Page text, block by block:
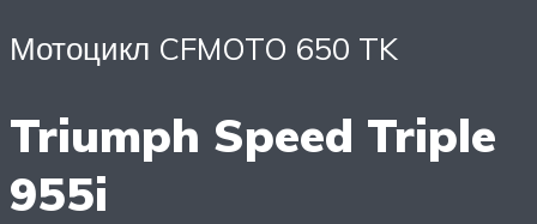
Мотоцикл CFMOTO 650 TK
Triumph Speed Triple
955i